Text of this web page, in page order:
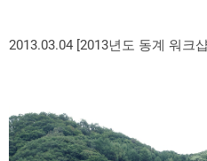
2013.03.04 [2013년도 동계 워크